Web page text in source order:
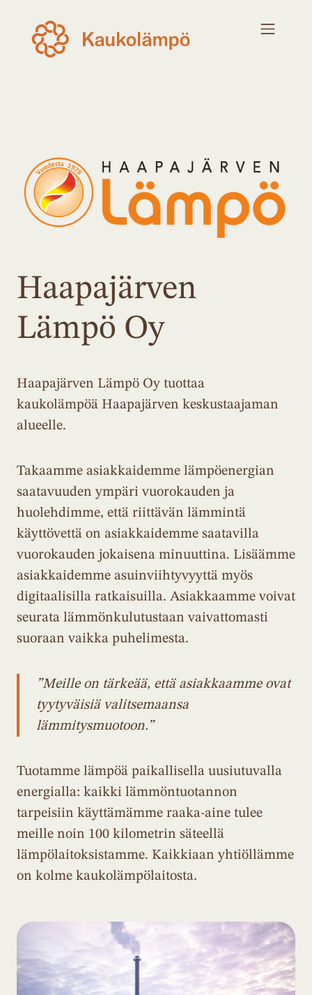
Haapajärven
Lämpö Oy
Haapajärven Lämpö Oy tuottaa
kaukolämpöä Haapajärven keskustaajaman
alueelle.
Takaamme asiakkaidemme lämpöenergian
saatavuuden ympäri vuorokauden ja
huolehdimme, että riittävän lämmintä
käyttövettä on asiakkaidemme saatavilla
vuorokauden jokaisena minuuttina. Lisäämme
asiakkaidemme asuinviihtyvyyttä myös
digitaalisilla ratkaisuilla. Asiakkaamme voivat
seurata lämmönkulutustaan vaivattomasti
suoraan vaikka puhelimesta.
”Meille on tärkeää, että asiakkaamme ovat
tyytyväisiä valitsemaansa
lämmitysmuotoon.”
Tuotamme lämpöä paikallisella uusiutuvalla
energialla: kaikki lämmöntuotannon
tarpeisiin käyttämämme raaka-aine tulee
meille noin 100 kilometrin säteellä
lämpölaitoksistamme. Kaikkiaan yhtiöllämme
on kolme kaukolämpölaitosta.